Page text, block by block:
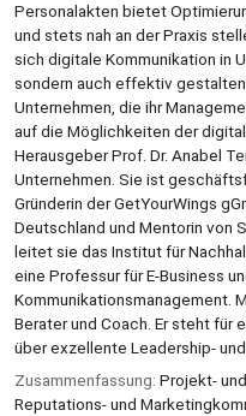
Personalakten bietet
und stets nah an der Praxis
sich digitale Kommunikation in
sondern auch effektiv
Unternehmen, die ihr
auf die Möglichkeiten der
Herausgeber Prof. Dr. Anabel
Unternehmen. Sie ist
Gründerin der GetYourWings
Deutschland und Mentorin von
leitet sie das Institut für
eine Professur für E-Business
Kommunikationsmanagement.
Berater und Coach. Er steht für
über exzellente Leadership- und
Zusammenfassung: Projekt-
Reputations- und